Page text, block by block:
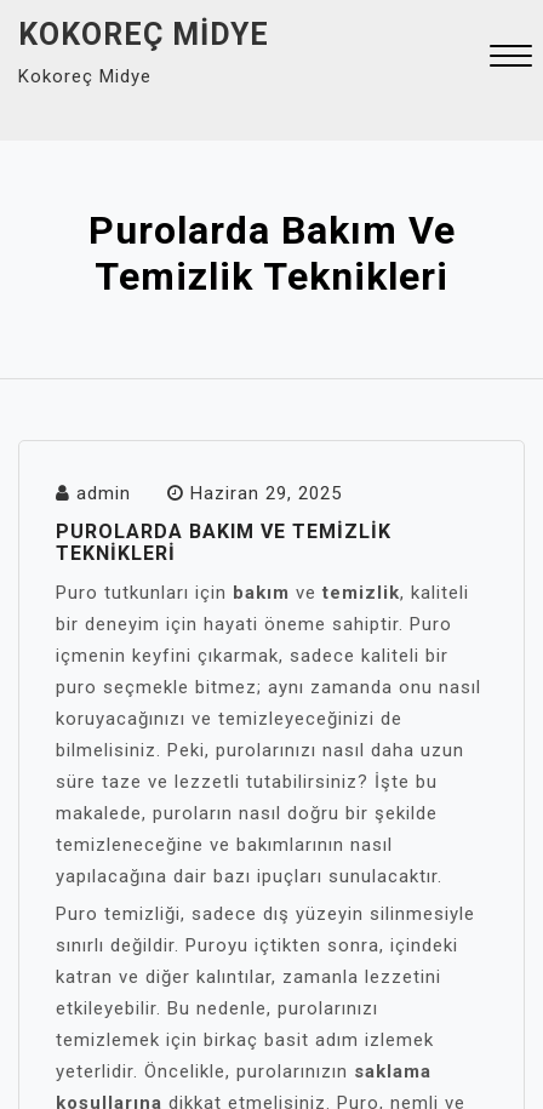
content
KOKOREÇ MIDYE
Kokoreç Midye
Purolarda Bakım Ve
Temizlik Teknikleri
admin Haziran 29, 2025
PUROLARDA BAKIM VE TEMIZLIK
TEKNIKLERI
Puro tutkunları için bakım vetemizlik, kaliteli
bir deneyim için hayati öneme sahiptir. Puro
içmenin keyfini çıkarmak, sadece kaliteli bir
puro seçmekle bitmez; aynı zamanda onu nasıl
koruyacağınızı ve temizleyeceğinizi de
bilmelisiniz. Peki, purolarınızı nasıl daha uzun
süre taze ve lezzetli tutabilirsiniz? İşte bu
makalede, puroların nasıl doğru bir şekilde
temizleneceğine ve bakımlarının nasıl
yapılacağına dair bazı ipuçları sunulacaktır.
Puro temizliği, sadece dış yüzeyin silinmesiyle
sınırlı değildir. Puroyu içtikten sonra, içindeki
katran ve diğer kalıntılar, zamanla lezzetini
etkileyebilir. Bu nedenle, purolarınızı
temizlemek için birkaç basit adım izlemek
yeterlidir. Öncelikle, purolarınızın saklama
koşullarına dikkat etmelisiniz. Puro, nemli ve